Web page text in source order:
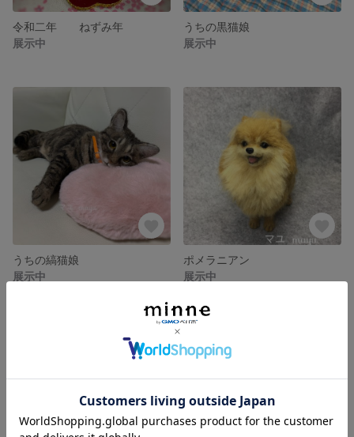
令和二年 ねずみ年
展示中
うちの黒猫娘
展示中
うちの縞猫娘
展示中
ポメラニアン
展示中